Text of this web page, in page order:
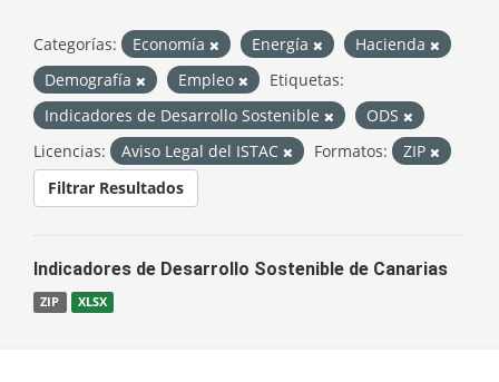
Categorías: Economía Energía
Hacienda
Demografía
Empleo
Etiquetas:
Indicadores de Desarrollo Sostenible
ODS
Licencias:
Aviso Legal del ISTAC Formatos:
ZIP
Filtrar Resultados
Indicadores de Desarrollo Sostenible de Canarias
ZIP XLSX